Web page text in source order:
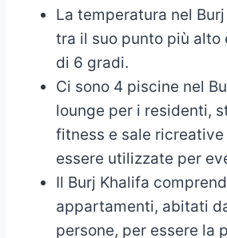
La temperatura nel
tra il suo punto più alto
di 6 gradi.
Ci sono 4 piscine nel
lounge per i residenti,
fitness e sale
essere utilizzate per
Il Burj Khalifa
appartamenti, abitati
persone, per essere la